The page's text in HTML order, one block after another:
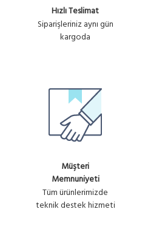
Hızlı Teslimat
Siparişleriniz aynı gün
kargoda
Müşteri
Memnuniyeti
Tüm ürünlerimizde
teknik destek hizmeti